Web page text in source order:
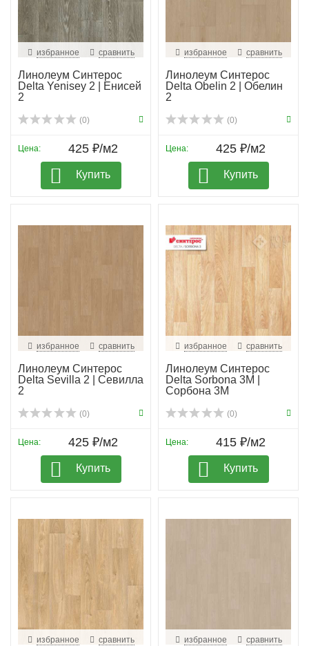
избранное сравнить
Линолеум Синтерос
Delta Yenisey 2 | Енисей
2
(0)
Цена: 425 ₽/м2
Купить
избранное сравнить
Линолеум Синтерос
Delta Obelin 2 | Обелин
2
(0)
Цена: 425 ₽/м2
Купить
избранное сравнить
Линолеум Синтерос
Delta Sevilla 2 | Севилла
2
(0)
Цена: 425 ₽/м2
Купить
избранное сравнить
Линолеум Синтерос
Delta Sorbona 3M |
Сорбона 3М
(0)
Цена: 415 ₽/м2
Купить
избранное сравнить избранное сравнить